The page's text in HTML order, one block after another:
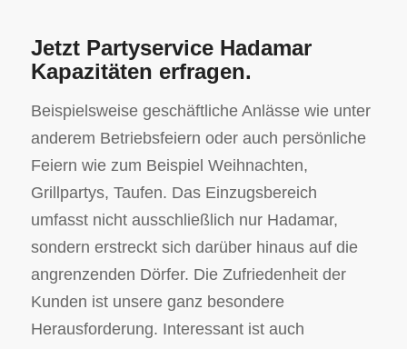
Jetzt Partyservice Hadamar
Kapazitäten erfragen.
Beispielsweise geschäftliche Anlässe wie unter
anderem Betriebsfeiern oder auch persönliche
Feiern wie zum Beispiel Weihnachten,
Grillpartys, Taufen. Das Einzugsbereich
umfasst nicht ausschließlich nur Hadamar,
sondern erstreckt sich darüber hinaus auf die
angrenzenden Dörfer. Die Zufriedenheit der
Kunden ist unsere ganz besondere
Herausforderung. Interessant ist auch